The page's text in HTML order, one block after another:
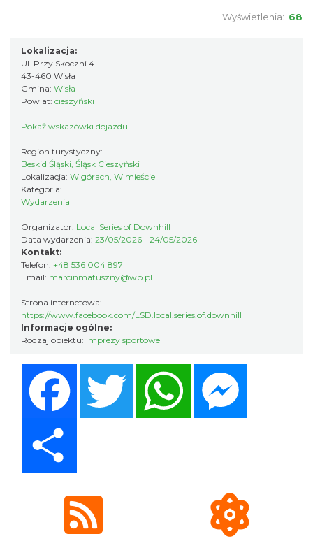
Koncert orkiestry dętej „Echo Adwentu”
Wisła
0.19 km
Wisła
0.29 km
Wystawa plenerowa "Z archiwum Z.
Pamiątki rodzinne Polaków z Zaolzia"
Wisła
Wyświetlenia: 68
Lokalizacja:
Ul. Przy Skoczni 4
43-460 Wisła
Gmina: Wisła
Powiat: cieszyński
Pokaż wskazówki dojazdu
Region turystyczny:
Beskid Śląski, Śląsk Cieszyński
Lokalizacja: W górach, W mieście
Kategoria:
Wydarzenia
Organizator: Local Series of Downhill
Data wydarzenia: 23/05/2026 - 24/05/2026
Kontakt:
Telefon: +48 536 004 897
Email: marcinmatuszny@wp.pl
Strona internetowa:
https://www.facebook.com/LSD.local.series.of.downhill
Informacje ogólne:
Rodzaj obiektu: Imprezy sportowe
Twitter WhatsApp